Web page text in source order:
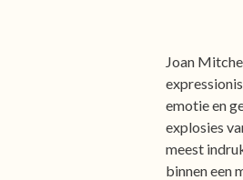
Joan
emotie en
explosies
meest
binnen een